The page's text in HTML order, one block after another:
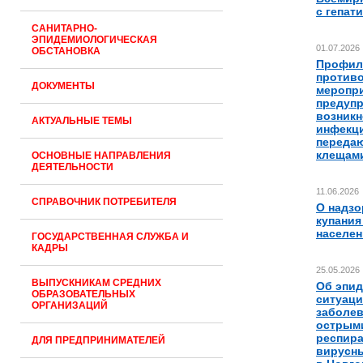
САНИТАРНО-
ЭПИДЕМИОЛОГИЧЕСКАЯ
ОБСТАНОВКА
ДОКУМЕНТЫ
АКТУАЛЬНЫЕ ТЕМЫ
ОСНОВНЫЕ НАПРАВЛЕНИЯ
ДЕЯТЕЛЬНОСТИ
СПРАВОЧНИК ПОТРЕБИТЕЛЯ
ГОСУДАРСТВЕННАЯ СЛУЖБА И
КАДРЫ
ВЫПУСКНИКАМ СРЕДНИХ
ОБРАЗОВАТЕЛЬНЫХ
ОРГАНИЗАЦИЙ
ДЛЯ ПРЕДПРИНИМАТЕЛЕЙ
с
О
Об